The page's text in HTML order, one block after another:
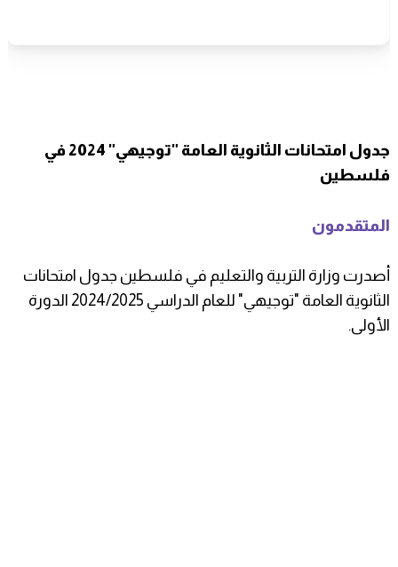
جدول امتحانات الثانوية العامة "توجيهي" 2024 في
فلسطين
المتقدمون
أصدرت وزارة التربية والتعليم في فلسطين جدول امتحانات
الثانوية العامة "توجيهي" للعام الدراسي 2024/2025 الدورة
الأولى.